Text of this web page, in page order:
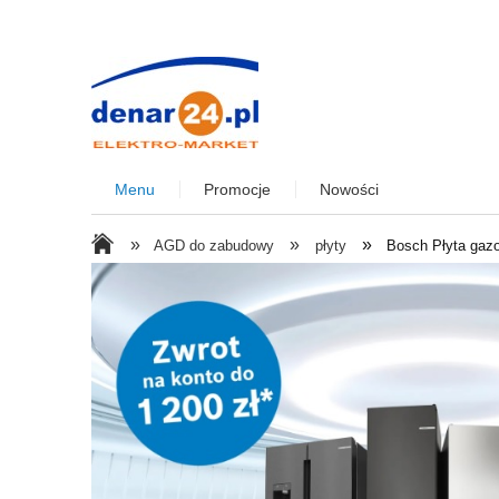
Menu Promocje Nowości
» AGD do zabudowy » płyty » Bosch Płyta